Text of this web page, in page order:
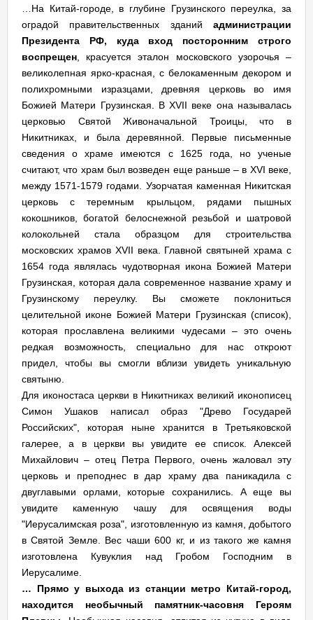
…На Китай-городе, в глубине Грузинского переулка, за
оградой правительственных зданий администрации
Президента РФ, куда вход посторонним строго
воспрещен , красуется эталон московского узорочья –
великолепная ярко-красная, с белокаменным декором и
полихромными изразцами, древняя церковь во имя
Божией Матери Грузинская. В XVII веке она называлась
церковью Святой Живоначальной Троицы, что в
Никитниках, и была деревянной. Первые письменные
сведения о храме имеются с 1625 года, но ученые
считают, что храм был возведен еще раньше – в XVI веке,
между 1571-1579 годами. Узорчатая каменная Никитская
церковь с теремным крыльцом, рядами пышных
кокошников, богатой белоснежной резьбой и шатровой
колокольней стала образцом для строительства
московских храмов XVII века. Главной святыней храма с
1654 года являлась чудотворная икона Божией Матери
Грузинская, которая дала современное название храму и
Грузинскому переулку. Вы сможете поклониться
целительной иконе Божией Матери Грузинская (список),
которая прославлена великими чудесами – это очень
редкая возможность, специально для нас откроют
придел, чтобы вы смогли вблизи увидеть уникальную
святыню.
Для иконостаса церкви в Никитниках великий иконописец
Симон Ушаков написал образ "Древо Государей
Российских", которая ныне хранится в Третьяковской
галерее, а в церкви вы увидите ее список. Алексей
Михайлович – отец Петра Первого, очень жаловал эту
церковь и преподнес в дар храму два паникадила с
двуглавыми орлами, которые сохранились. А еще вы
увидите каменную чашу для освящения воды
"Иерусалимская роза", изготовленную из камня, добытого
в Святой Земле. Вес чаши 600 кг, и из такого же камня
изготовлена Кувуклия над Гробом Господним в
Иерусалиме.
… Прямо у выхода из станции метро Китай-город,
находится необычный памятник-часовня Героям